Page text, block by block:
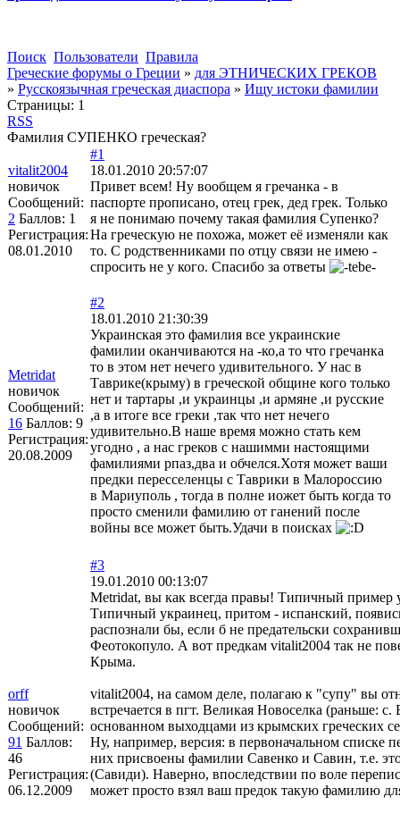
Поиск Пользователи Правила
Греческие форумы о Греции » для ЭТНИЧЕСКИХ ГРЕКОВ
» Русскоязычная греческая диаспора » Ищу истоки фамилии
Страницы: 1
RSS
Фамилия СУПЕНКО греческая?
vitalit2004
новичок
Сообщений:
2 Баллов: 1
Регистрация:
08.01.2010
#1
18.01.2010 20:57:07
Привет всем! Ну вообщем я гречанка - в
паспорте прописано, отец грек, дед грек. Только
я не понимаю почему такая фамилия Супенко?
На греческую не похожа, может её изменяли как
то. С родственниками по отцу связи не имею -
спросить не у кого. Спасибо за ответы
Metridat
новичок
Сообщений:
16 Баллов: 9
Регистрация:
20.08.2009
#2
18.01.2010 21:30:39
Украинская это фамилия все украинские
фамилии оканчиваются на -ко,а то что гречанка
то в этом нет нечего удивительного. У нас в
Таврике(крыму) в греческой общине кого только
нет и тартары ,и украинцы ,и армяне ,и русские
,а в итоге все греки ,так что нет нечего
удивительно.В наше время можно стать кем
угодно , а нас греков с нашимми настоящими
фамилиями рпаз,два и обчелся.Хотя может ваши
предки пересселенцы с Таврики в Малороссию
в Мариуполь , тогда в полне иожет быть когда то
просто сменили фамилию от ганений после
войны все может быть.Удачи в поисках
orff
новичок
Сообщений:
91 Баллов:
46
Регистрация:
06.12.2009
#3
19.01.2010 00:13:07
Metridat, вы как всегда правы! Типичный пример
Типичный украинец, притом - испанский,
распознали бы, если б не предательски
Феотокопуло. А вот предкам vitalit2004 так не
Крыма.
vitalit2004, на самом деле, полагаю к "супу" вы
встречается в пгт. Великая Новоселка (раньше:
основанном выходцами из крымских греческих
Ну, например, версия: в первоначальном списке
них присвоены фамилии Савенко и Савин, т.е.
(Савиди). Наверно, впоследствии по воле
может просто взял ваш предок такую фамилию